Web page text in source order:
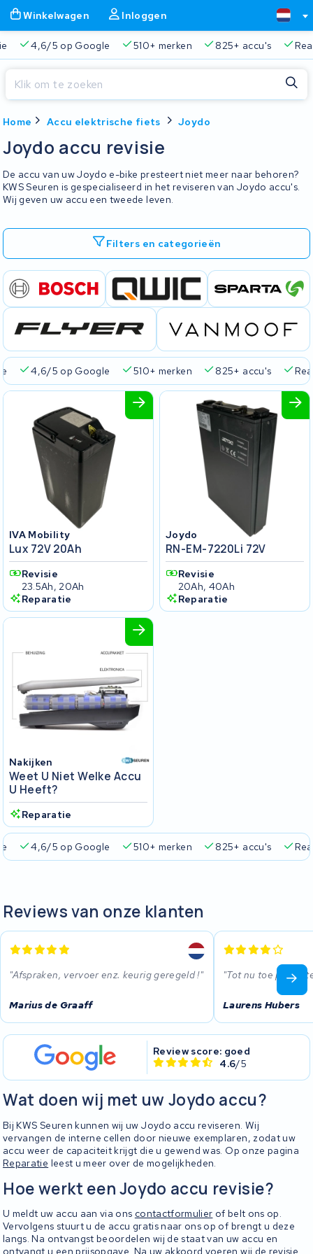
Winkelwagen Inloggen
4,6/5 op Google 510+ merken 825+ accu's
Home Accu elektrische fiets Joydo
Joydo accu revisie
De accu van uw Joydo e-bike presteert niet meer naar behoren?
KWS Seuren is gespecialiseerd in het reviseren van Joydo accu's.
Wij geven uw accu een tweede leven.
Filters en categorieën
4,6/5 op Google 510+ merken 825+ accu's
IVA Mobility
Lux 72V 20Ah
Revisie
23.5Ah, 20Ah
Reparatie
Joydo
RN-EM-7220Li 72V
Revisie
20Ah, 40Ah
Reparatie
Nakijken
Weet U Niet Welke Accu
U Heeft?
Reparatie
4,6/5 op Google 510+ merken 825+ accu's
Reviews van onze klanten
Afspraken, vervoer enz. keurig geregeld !
Marius de Graaff
Tot nu toe
Laurens Hubers
Review score: goed
4.6/5
Wat doen wij met uw Joydo accu?
Bij KWS Seuren kunnen wij uw Joydo accu reviseren. Wij
vervangen de interne cellen door nieuwe exemplaren, zodat uw
accu weer de capaciteit krijgt die u gewend was. Op onze pagina
Reparatie leest u meer over de mogelijkheden.
Hoe werkt een Joydo accu revisie?
U meldt uw accu aan via ons contactformulier of belt ons op.
Vervolgens stuurt u de accu gratis naar ons op of brengt u deze
langs. Na ontvangst beoordelen wij de staat van uw accu en
ontvangt u een prijsopgave. Na uw akkoord voeren wij de revisie
Je winkelwagen is leeg.
Gratis verzending en ophaalservice
Sluiten
Begin te typen in de zoekbalk om te zoeken